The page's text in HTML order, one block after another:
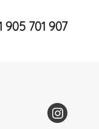
905 701 907